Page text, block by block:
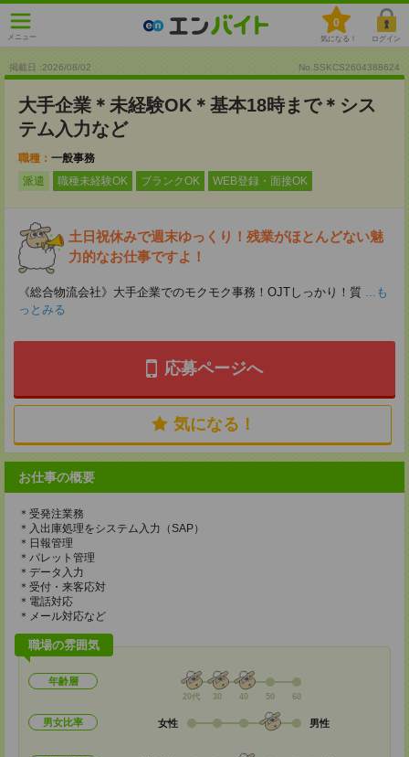
メニュー
0
気になる！ ログイン
掲載日 :2026/08/02 No.SSKCS2604388624
大手企業＊未経験OK＊基本18時まで＊シス
テム入力など
職種： 一般事務
派遣
職種未経験OK ブランクOK WEB登録・面接OK
土日祝休みで週末ゆっくり！残業がほとんどない魅
力的なお仕事ですよ！
《総合物流会社》大手企業でのモクモク事務！OJTしっかり！質 ...も
っとみる
応募ページへ
気になる！
お仕事の概要
＊受発注業務
＊入出庫処理をシステム入力（SAP）
＊日報管理
＊パレット管理
＊データ入力
＊受付・来客応対
＊電話対応
＊メール対応など
職場の雰囲気
年齢層
20代 30 40 50 60
男女比率 女性 男性